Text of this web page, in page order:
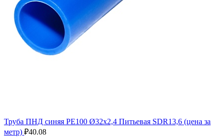
Труба ПНД синяя РЕ100 Ø32x2,4 Питьевая SDR13,6 (цена за
метр) ₽40.08